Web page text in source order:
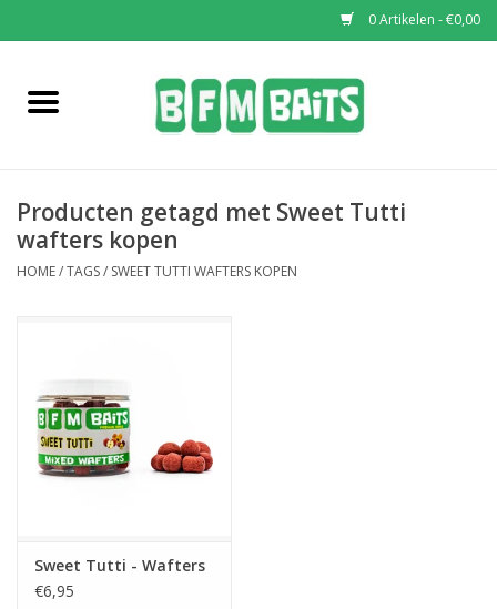
0 Artikelen - €0,00
Home
Pop-Ups
Bucket Deals
Bulk Deals
Producten getagd met Sweet Tutti
wafters kopen
HOME/TAGS/ SWEET TUTTI WAFTERS KOPEN
Sweet Tutti - Wafters
€6,95